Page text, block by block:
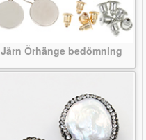
Järn Örhänge bedömning